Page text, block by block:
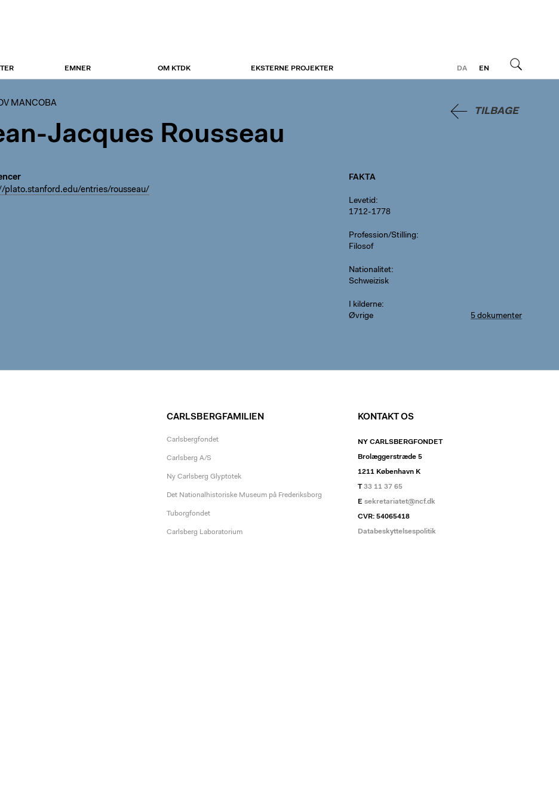
DA
EN
EMNER OM KTDK EKSTERNE PROJEKTER
TILBAGE
MANCOBA
Jacques Rousseau
plato.stanford.edu/entries/rousseau/
FAKTA
Levetid
1712-1778
Profession/Stilling
Filosof
Nationalitet
Schweizisk
I kilderne
Øvrige
5 dokumenter
CARLSBERGFAMILIEN
Carlsbergfondet
Carlsberg A/S
Ny Carlsberg Glyptotek
Det Nationalhistoriske Museum på Frederiksborg
Tuborgfondet
Carlsberg Laboratorium
KONTAKT OS
NY CARLSBERGFONDET
Brolæggerstræde 5
1211 København K
T33 11 37 65
E sekretariatet@ncf.dk
CVR: 54065418
Databeskyttelsespolitik